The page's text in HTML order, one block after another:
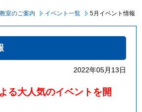
室のご案内 イベント一覧 5月イベント情報
2022年05月13日
る大人気のイベントを開